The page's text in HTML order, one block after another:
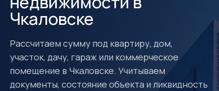
Чкаловске
Рассчитаем сумму под квартиру, дом,
участок, дачу, гараж или коммерческое
помещение в Чкаловске. Учитываем
документы, состояние объекта и ликвидность